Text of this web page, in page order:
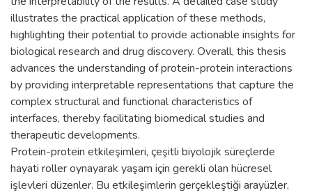
illustrates the practical application of these methods,
highlighting their potential to provide actionable insights for
biological research and drug discovery. Overall, this thesis
advances the understanding of protein-protein interactions
by providing interpretable representations that capture the
complex structural and functional characteristics of
interfaces, thereby facilitating biomedical studies and
therapeutic developments.
Protein-protein etkileşimleri, çeşitli biyolojik süreçlerde
hayati roller oynayarak yaşam için gerekli olan hücresel
işlevleri düzenler. Bu etkileşimlerin gerçekleştiği arayüzler,